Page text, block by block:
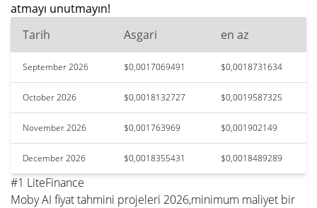
atmayı unutmayın!
Tarih
Asgari en az
September 2026 $0,0017069491 $0,0018731634
October 2026 $0,0018132727 $0,0019587325
November 2026 $0,001763969 $0,001902149
December 2026 $0,0018355431 $0,0018489289
#1 LiteFinance
Moby AI fiyat tahmini projeleri 2026,minimum maliyet bir